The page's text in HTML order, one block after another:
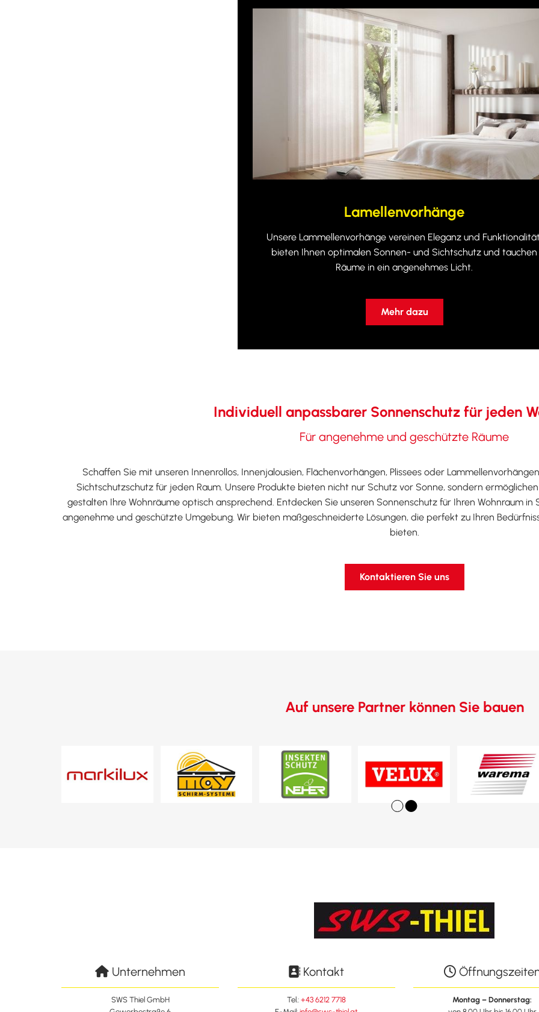
Lamellenvorhänge
Unsere Lammellenvorhänge vereinen Eleganz und
bieten Ihnen optimalen Sonnen- und Sichtschutz und tauchen
Räume in ein angenehmes Licht.
Mehr dazu
Individuell anpassbarer Sonnenschutz für jeden
Für angenehme und geschützte Räume
Schaffen Sie mit unseren Innenrollos, Innenjalousien, Flächenvorhängen, Plissees oder
Sichtschutzschutz für jeden Raum. Unsere Produkte bieten nicht nur Schutz vor Sonne, sondern
gestalten Ihre Wohnräume optisch ansprechend. Entdecken Sie unseren Sonnenschutz für Ihren Wohnraum
angenehme und geschützte Umgebung. Wir bieten maßgeschneiderte Lösungen, die perfekt zu Ihren
bieten.
Kontaktieren Sie uns
Auf unsere Partner können Sie bauen
 Unternehmen
SWS Thiel GmbH
 Kontakt
Tel.: +43 6212 7718

Montag – Donnerstag: